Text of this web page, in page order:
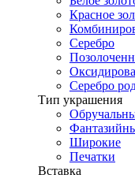
Красное
Серебро
Серебро
Тип украшения
Широкие
Печатки
Вставка